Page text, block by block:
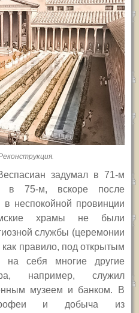
задумал в 71-м
в 75-м, вскоре после
в неспокойной провинции
храмы не были
службы (церемонии
как правило, под открытым
на себя многие другие
например, служил
музеем и банком. В
и добыча из